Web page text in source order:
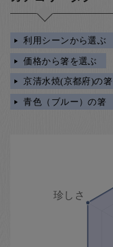
利用シーンから選ぶ
価格から箸を選ぶ
京清水焼(京都府)の箸
青色（ブルー）の箸